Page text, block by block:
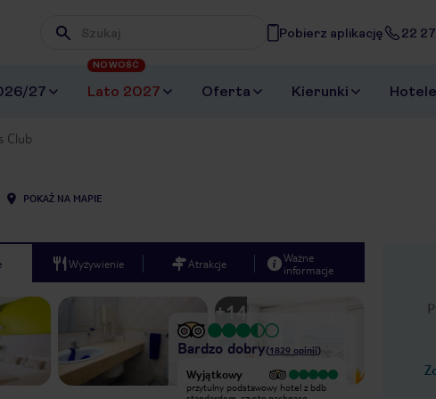
Wpisz frazę, której szukasz
Pobierz aplikację 22
27 Lato 2027
NOWOŚĆ
Oferta Kierunki Hotele
Club
POKAŻ NA MAPIE
Wyżywienie Atrakcje
Ważne
informacje
1/20
+14
Bardzo dobry(1829 opinii)
Bardzo dobry
W hotelu byliśmy tylko jedną dobę -
Wyjątkowy
przytulny podstawowy hotel z bdb
Bardzo dobry